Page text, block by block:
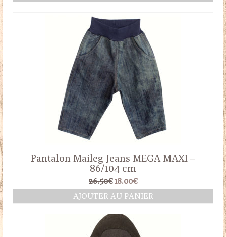
Pantalon Maileg Jeans MEGA MAXI –
86/104 cm
26.50€ Le
prix
initial
26.50€.
18.00€Le
prix
actuel
AJOUTER AU PANIER